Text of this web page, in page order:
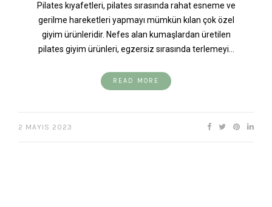
Pilates kıyafetleri, pilates sırasında rahat esneme ve
gerilme hareketleri yapmayı mümkün kılan çok özel
giyim ürünleridir. Nefes alan kumaşlardan üretilen
pilates giyim ürünleri, egzersiz sırasında terlemeyi…
READ MORE
2 MAYIS 2023